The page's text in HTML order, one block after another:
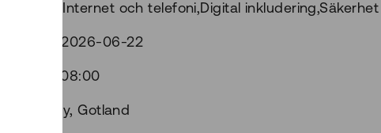
Internet och telefoni,Digital
2026-06-22
08:00
Visby, Gotland